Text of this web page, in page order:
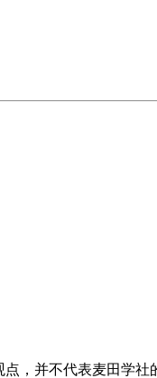
，并不代表麦田学